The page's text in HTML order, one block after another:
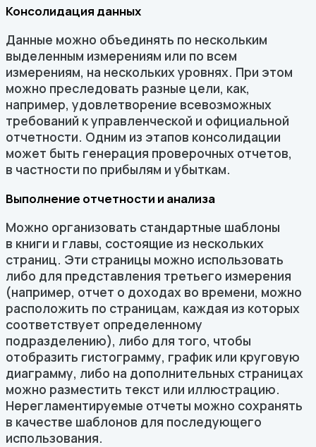
Консолидация данных
Данные можно объединять по нескольким
выделенным измерениям или по всем
измерениям, на нескольких уровнях. При этом
можно преследовать разные цели, как,
например, удовлетворение всевозможных
требований к управленческой и официальной
отчетности. Одним из этапов консолидации
может быть генерация проверочных отчетов,
в частности по прибылям и убыткам.
Выполнение отчетности и анализа
Можно организовать стандартные шаблоны
в книги и главы, состоящие из нескольких
страниц. Эти страницы можно использовать
либо для представления третьего измерения
(например, отчет о доходах во времени, можно
расположить по страницам, каждая из которых
соответствует определенному
подразделению), либо для того, чтобы
отобразить гистограмму, график или круговую
диаграмму, либо на дополнительных страницах
можно разместить текст или иллюстрацию.
Нерегламентируемые отчеты можно сохранять
в качестве шаблонов для последующего
использования.